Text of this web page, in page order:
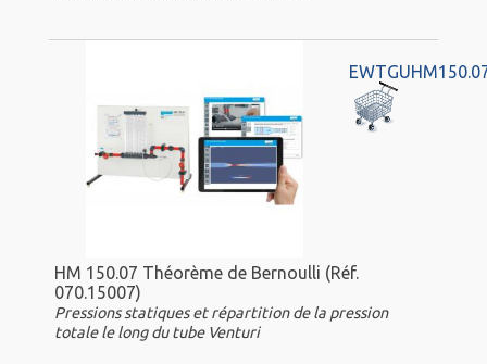
HM 150.07 Théorème de Bernoulli (Réf.
070.15007)
Pressions statiques et répartition de la pression
totale le long du tube Venturi